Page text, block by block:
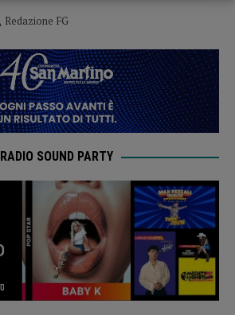
Redazione FG
RADIO SOUND PARTY